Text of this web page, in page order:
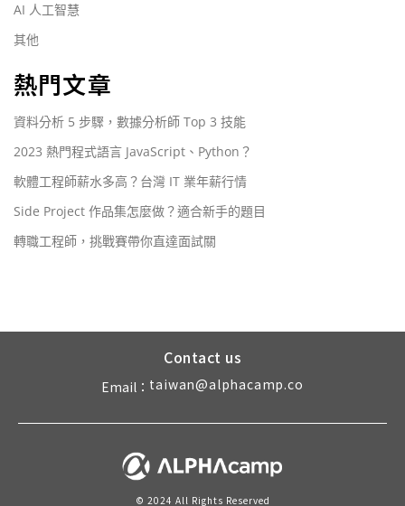
AI 人工智慧
其他
熱門文章
資料分析 5 步驟，數據分析師 Top 3 技能
2023 熱門程式語言 JavaScript、Python？
軟體工程師薪水多高？台灣 IT 業年薪行情
Side Project 作品集怎麼做？適合新手的題目
轉職工程師，挑戰賽帶你直達面試關
Contact us
Email： taiwan@alphacamp.co
© 2024 All Rights Reserved